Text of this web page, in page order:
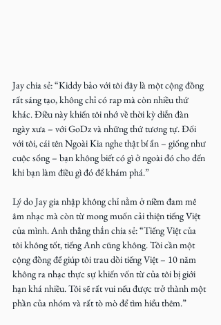
Jay chia sẻ: “Kiddy bảo với tôi đây là một cộng đồng
rất sáng tạo, không chỉ có rap mà còn nhiều thứ
khác. Điều này khiến tôi nhớ về thời kỳ diễn đàn
ngày xưa – với GoDz và những thứ tương tự. Đối
với tôi, cái tên Ngoài Kia nghe thật bí ẩn – giống như
cuộc sống – bạn không biết có gì ở ngoài đó cho đến
khi bạn làm điều gì đó để khám phá.”
Lý do Jay gia nhập không chỉ nằm ở niềm đam mê
âm nhạc mà còn từ mong muốn cải thiện tiếng Việt
của mình. Anh thẳng thắn chia sẻ: “Tiếng Việt của
tôi không tốt, tiếng Anh cũng không. Tôi cần một
cộng đồng để giúp tôi trau dồi tiếng Việt – 10 năm
không ra nhạc thực sự khiến vốn từ của tôi bị giới
hạn khá nhiều. Tôi sẽ rất vui nếu được trở thành một
phần của nhóm và rất tò mò để tìm hiểu thêm.”